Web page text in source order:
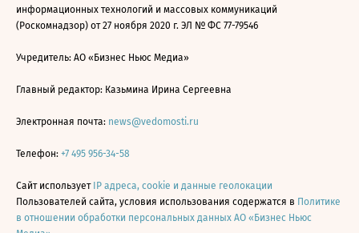
информационных технологий и массовых коммуникаций
(Роскомнадзор) от 27 ноября 2020 г. ЭЛ № ФС 77-79546
Учредитель: АО «Бизнес Ньюс Медиа»
Главный редактор: Казьмина Ирина Сергеевна
Электронная почта: news@vedomosti.ru
Телефон: +7 495 956-34-58
Сайт использует IP адреса, cookie и данные геолокации
Пользователей сайта, условия использования содержатся в Политике
в отношении обработки персональных данных АО «Бизнес Ньюс